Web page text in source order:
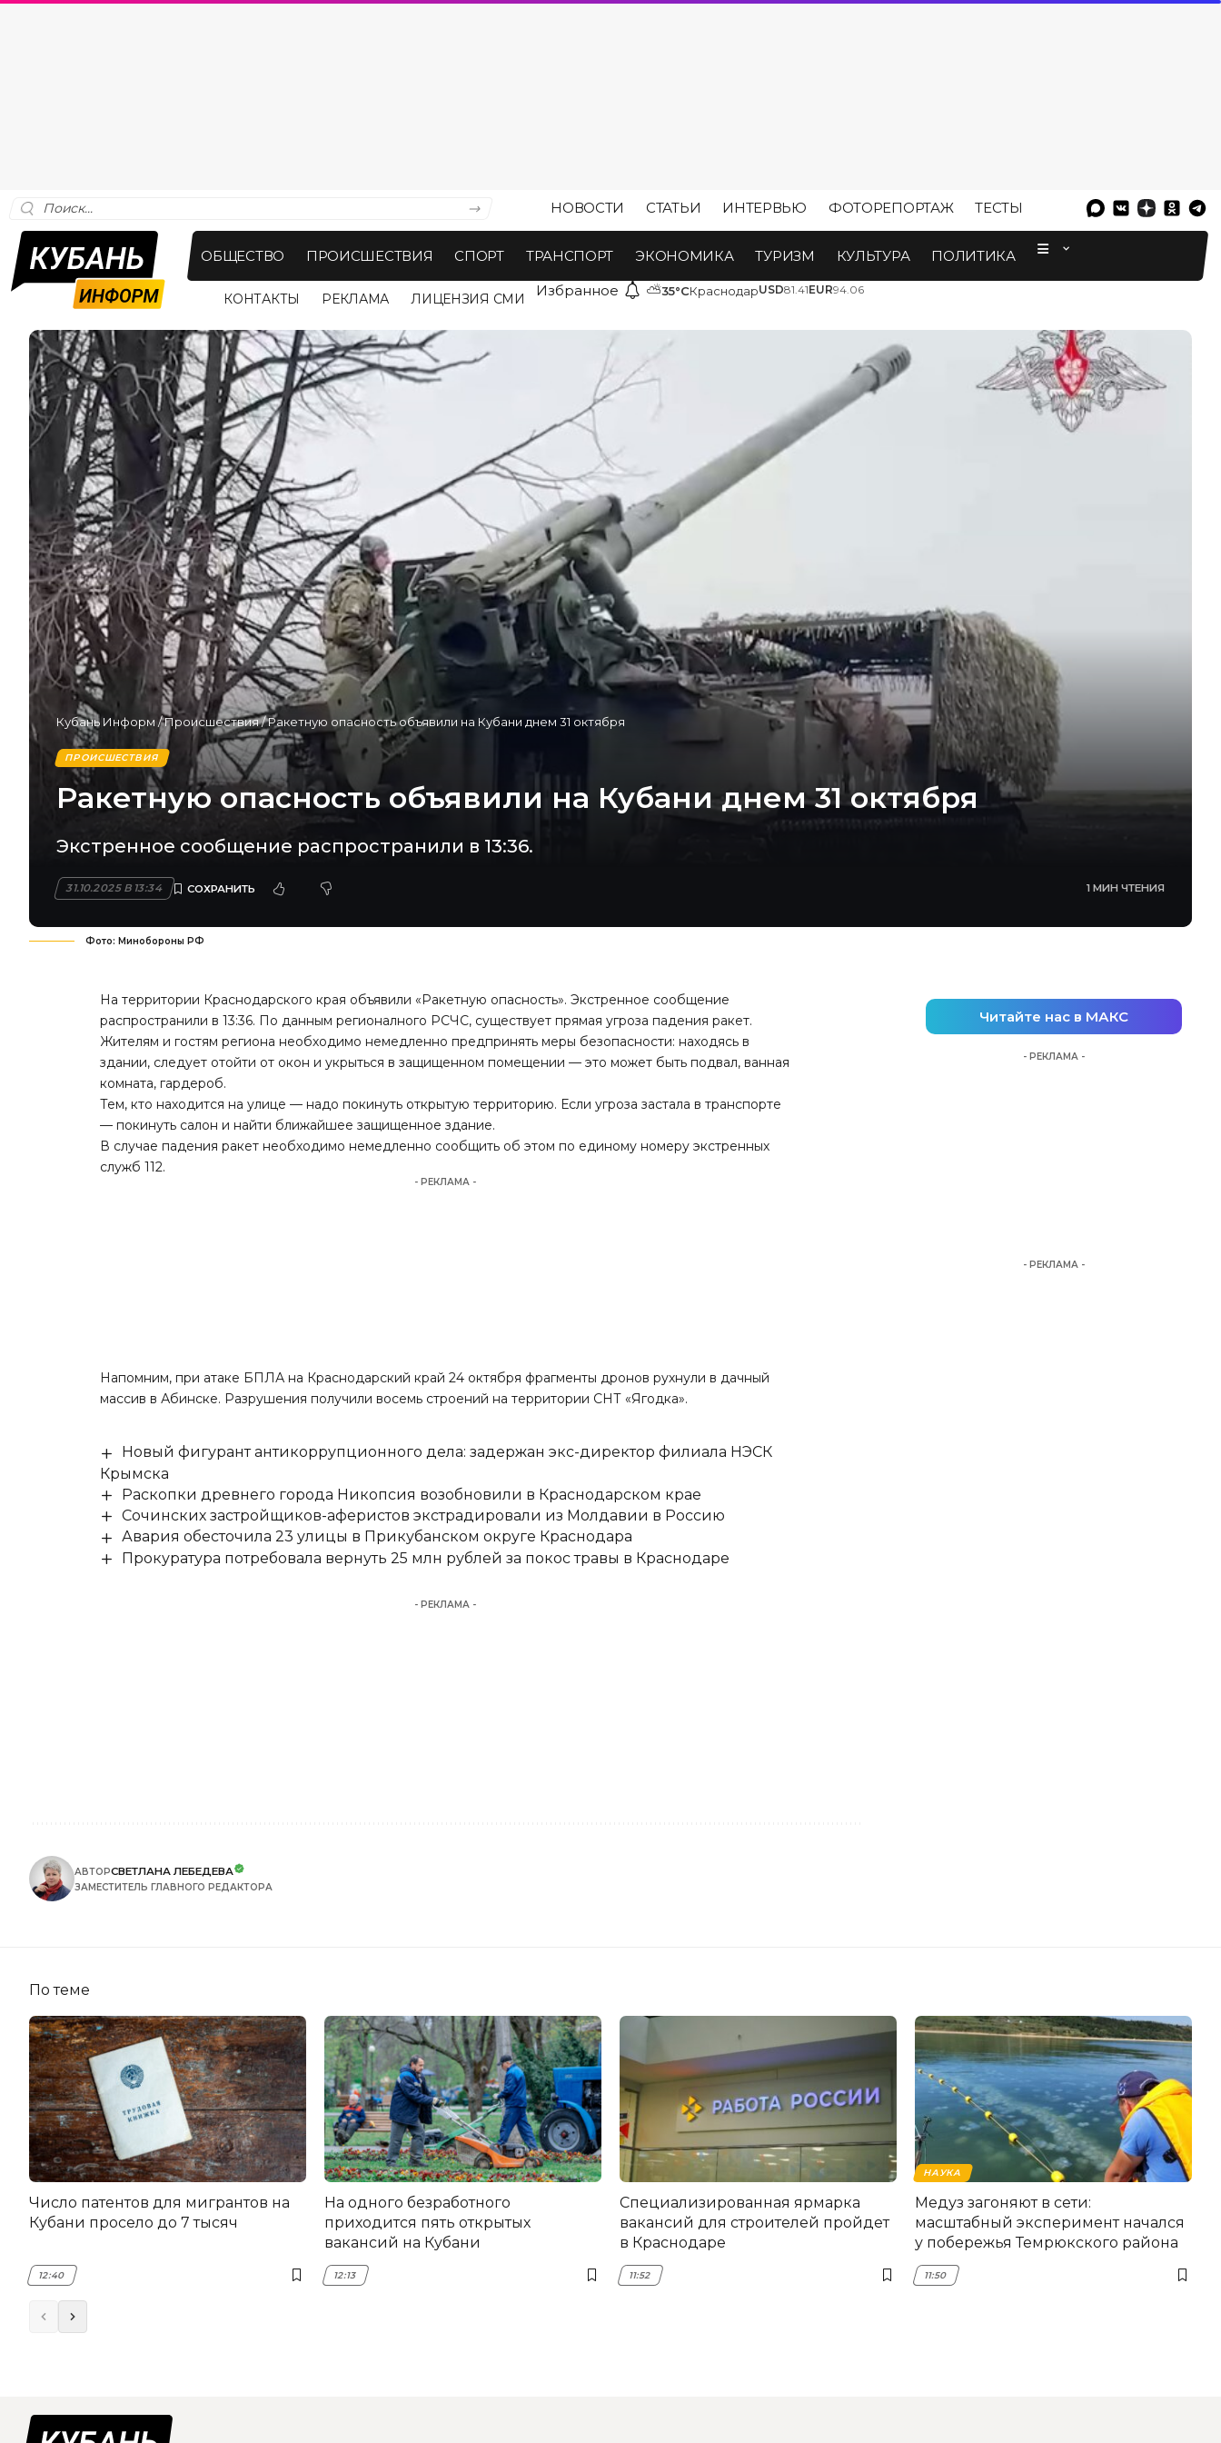
НОВОСТИ СТАТЬИ ИНТЕРВЬЮ ФОТОРЕПОРТАЖ ТЕСТЫ
ОБЩЕСТВО ПРОИСШЕСТВИЯ СПОРТ ТРАНСПОРТ ЭКОНОМИКА ТУРИЗМ КУЛЬТУРА ПОЛИТИКА
КОНТАКТЫ РЕКЛАМА ЛИЦЕНЗИЯ СМИ Избранное ⛅35°CКраснодарUSD81.41EUR94.06
Кубань Информ /Происшествия/Ракетную опасность объявили на Кубани днем 31 октября
ПРОИСШЕСТВИЯ
Ракетную опасность объявили на Кубани днем 31 октября
Экстренное сообщение распространили в 13:36.
31.10.2025 В 13:34 1 МИН ЧТЕНИЯ
Фото: Минобороны РФ
На территории Краснодарского края объявили «Ракетную опасность». Экстренное сообщение
распространили в 13:36. По данным регионалного РСЧС, существует прямая угроза падения ракет.
Жителям и гостям региона необходимо немедленно предпринять меры безопасности: находясь в
здании, следует отойти от окон и укрыться в защищенном помещении — это может быть подвал, ванная
комната, гардероб.
Тем, кто находится на улице — надо покинуть открытую территорию. Если угроза застала в транспорте
— покинуть салон и найти ближайшее защищенное здание.
В случае падения ракет необходимо немедленно сообщить об этом по единому номеру экстренных
служб 112.
- РЕКЛАМА -
Напомним, при атаке БПЛА на Краснодарский край 24 октября фрагменты дронов рухнули в дачный
массив в Абинске. Разрушения получили восемь строений на территории СНТ «Ягодка».
Новый фигурант антикоррупционного дела: задержан экс-директор филиала НЭСК
Крымска
Раскопки древнего города Никопсия возобновили в Краснодарском крае
Сочинских застройщиков-аферистов экстрадировали из Молдавии в Россию
Авария обесточила 23 улицы в Прикубанском округе Краснодара
Прокуратура потребовала вернуть 25 млн рублей за покос травы в Краснодаре
- РЕКЛАМА -
АВТОРСВЕТЛАНА ЛЕБЕДЕВА
ЗАМЕСТИТЕЛЬ ГЛАВНОГО РЕДАКТОРА
Читайте нас в МАКС
- РЕКЛАМА -
- РЕКЛАМА -
По теме
Число патентов для мигрантов на
Кубани просело до 7 тысяч
12:40
На одного безработного
приходится пять открытых
вакансий на Кубани
12:13
Специализированная ярмарка
вакансий для строителей пройдет
в Краснодаре
11:52
НАУКА
Медуз загоняют в сети:
масштабный эксперимент начался
у побережья Темрюкского района
11:50